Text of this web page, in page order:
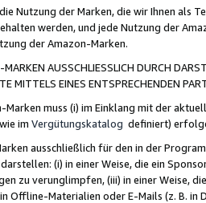
Nutzung der Marken, die wir Ihnen als
werden, und jede Nutzung der
der Amazon-Marken.
AUSSCHLIESSLICH DURCH
MITTELS EINES ENTSPRECHENDEN
Marken muss (i) im Einklang mit der
im Vergütungskatalog definiert)
ausschließlich für den in der
(i) in einer Weise, die ein
zu verunglimpfen, (iii) in einer Weise,
Offline-Materialien oder E-Mails (z. B. in